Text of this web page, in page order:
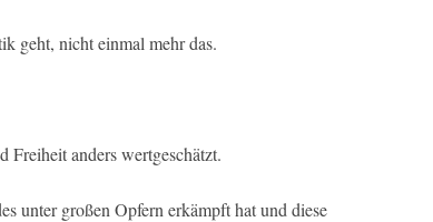
geht, nicht einmal mehr das.
Freiheit anders wertgeschätzt.
unter großen Opfern erkämpft hat und diese